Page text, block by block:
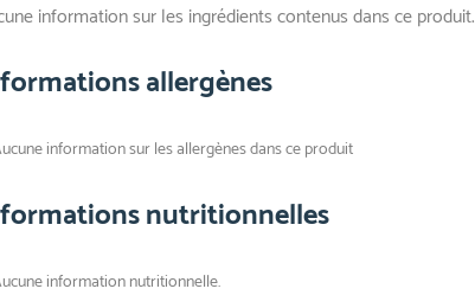
information sur les ingrédients contenus dans ce produit.
allergènes
information sur les allergènes dans ce produit
nutritionnelles
information nutritionnelle.